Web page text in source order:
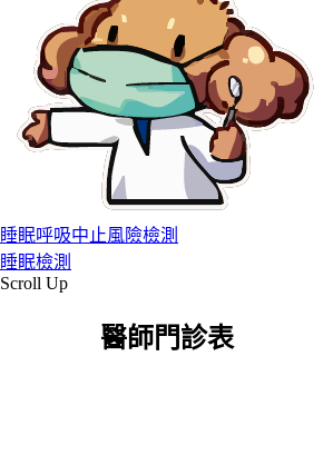
睡眠呼吸中止風險檢測
睡眠檢測
Scroll Up
醫師門診表